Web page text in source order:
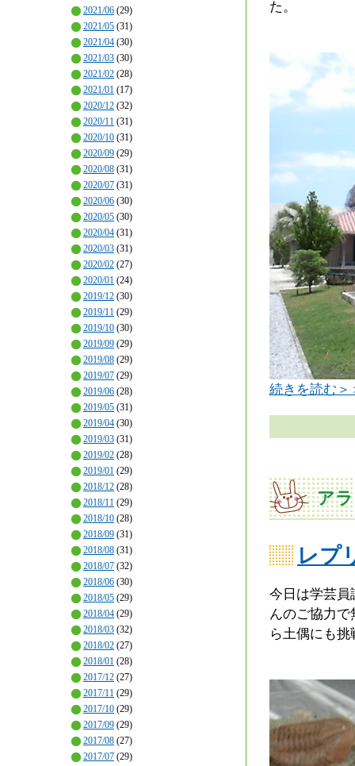
2021/06 (29)
2021/05 (31)
2021/04 (30)
2021/03 (30)
2021/02 (28)
2021/01 (17)
2020/12 (32)
2020/11 (31)
2020/10 (31)
2020/09 (29)
2020/08 (31)
2020/07 (31)
2020/06 (30)
2020/05 (30)
2020/04 (31)
2020/03 (31)
2020/02 (27)
2020/01 (24)
2019/12 (30)
2019/11 (29)
2019/10 (30)
2019/09 (29)
2019/08 (29)
2019/07 (29)
2019/06 (28)
2019/05 (31)
2019/04 (30)
2019/03 (31)
2019/02 (28)
2019/01 (29)
2018/12 (28)
2018/11 (29)
2018/10 (28)
2018/09 (31)
2018/08 (31)
2018/07 (32)
2018/06 (30)
2018/05 (29)
2018/04 (29)
2018/03 (32)
2018/02 (27)
2018/01 (28)
2017/12 (27)
2017/11 (29)
2017/10 (29)
2017/09 (29)
2017/08 (27)
2017/07 (29)
た。
続きを読む＞
ア
レプ
今日は学芸員
んのご協力
ら土偶にも